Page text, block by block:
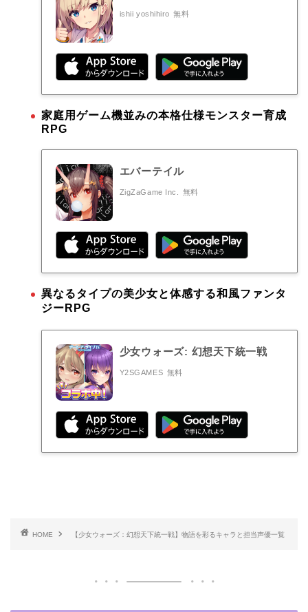
ishii yoshihiro 無料
家庭用ゲーム機並みの本格仕様モンスター育成
RPG
エバーテイル
ZigZaGame Inc. 無料
異なるタイプの美少女と体感する和風ファンタ
ジーRPG
少女ウォーズ: 幻想天下統一戦
Y2SGAMES 無料
HOME 【少女ウォーズ：幻想天下統一戦】物語を彩るキャラと担当声優一覧